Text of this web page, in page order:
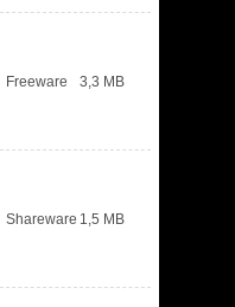
Freeware 3,3 MB
Shareware 1,5 MB